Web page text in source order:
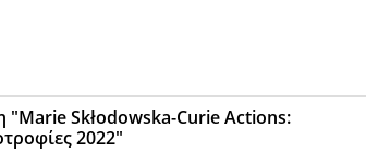
"Marie Skłodowska-Curie Actions:
2022"